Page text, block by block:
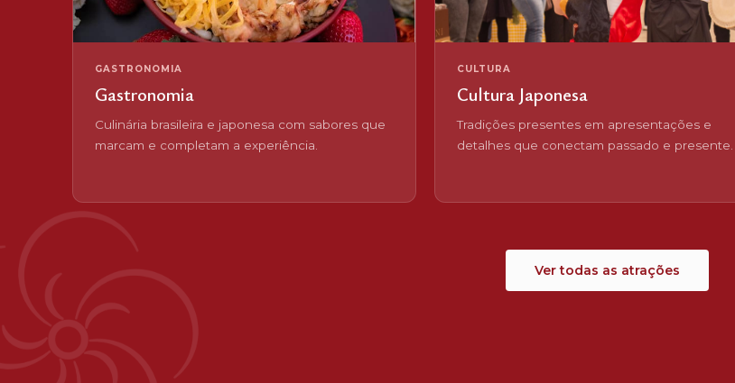
GASTRONOMIA
Gastronomia
Culinária brasileira e japonesa com sabores que
marcam e completam a experiência.
CULTURA
Cultura Japonesa
Tradições presentes em apresentações e
detalhes que conectam passado e presente.
Ver todas as atrações